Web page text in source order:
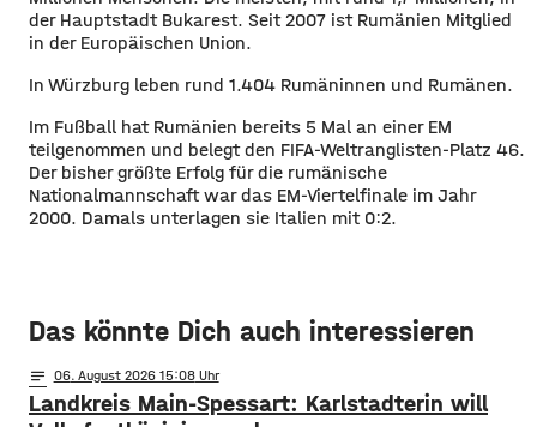
der Hauptstadt Bukarest. Seit 2007 ist Rumänien Mitglied
in der Europäischen Union.
In Würzburg leben rund 1.404 Rumäninnen und Rumänen.
Im Fußball hat Rumänien bereits 5 Mal an einer EM
teilgenommen und belegt den FIFA-Weltranglisten-Platz 46.
Der bisher größte Erfolg für die rumänische
Nationalmannschaft war das EM-Viertelfinale im Jahr
2000. Damals unterlagen sie Italien mit 0:2.
Das könnte Dich auch interessieren
notes 06. August 2026 15:08
Landkreis Main-Spessart: Karlstadterin will